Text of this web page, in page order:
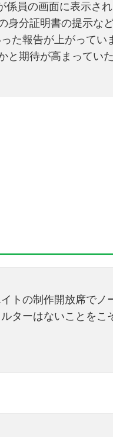
係員の画面に表示され
身分証明書の提示な
た報告が上がってい
と期待が高まってい
トの制作開放席でノ
ターはないことをこ